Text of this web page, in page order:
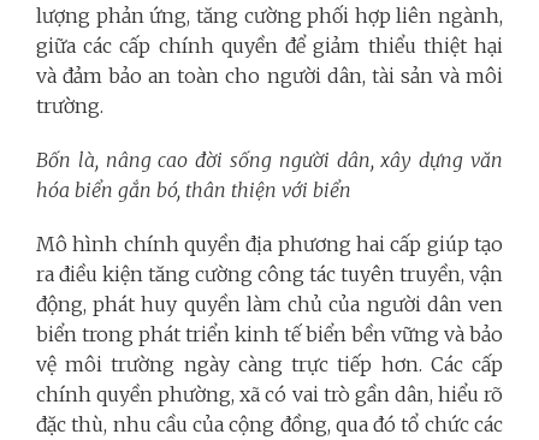
lượng phản ứng, tăng cường phối hợp liên ngành,
giữa các cấp chính quyền để giảm thiểu thiệt hại
và đảm bảo an toàn cho người dân, tài sản và môi
trường.
Bốn là, nâng cao đời sống người dân, xây dựng văn
hóa biển gắn bó, thân thiện với biển
Mô hình chính quyền địa phương hai cấp giúp tạo
ra điều kiện tăng cường công tác tuyên truyền, vận
động, phát huy quyền làm chủ của người dân ven
biển trong phát triển kinh tế biển bền vững và bảo
vệ môi trường ngày càng trực tiếp hơn. Các cấp
chính quyền phường, xã có vai trò gần dân, hiểu rõ
đặc thù, nhu cầu của cộng đồng, qua đó tổ chức các